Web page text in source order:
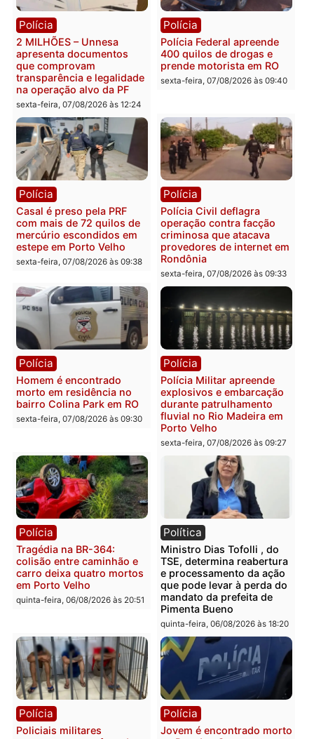
Marcos Rogério apresenta
Plano de Governo com
228 projetos, metas
públicas e
acompanhamento de
resultados
sexta-feira, 07/08/2026 às 18:49
Eleições 2026: Pastor
Evanildo pode ser o
primeiro pastor de
Rondônia na Câmara
Federal
sexta-feira, 07/08/2026 às
Polícia
2 MILHÕES – Unnesa
apresenta documentos
que comprovam
transparência e legalidade
na operação alvo da PF
Polícia
Polícia Federal apreende
400 quilos de drogas e
prende motorista em RO
sexta-feira, 07/08/2026 às
Polícia
Casal é preso pela PRF
com mais de 72 quilos de
mercúrio escondidos em
sexta-feira, 07/08/2026 às 09:38
Polícia
Polícia Civil deflagra
operação contra facção
criminosa que atacava
provedores de internet
Rondônia
sexta-feira, 07/08/2026 às
Polícia
Homem é encontrado
morto em residência no
Polícia
Polícia Militar apreende
explosivos e
durante patrulhamento
fluvial no Rio Madeira em
Porto Velho
sexta-feira, 07/08/2026 às